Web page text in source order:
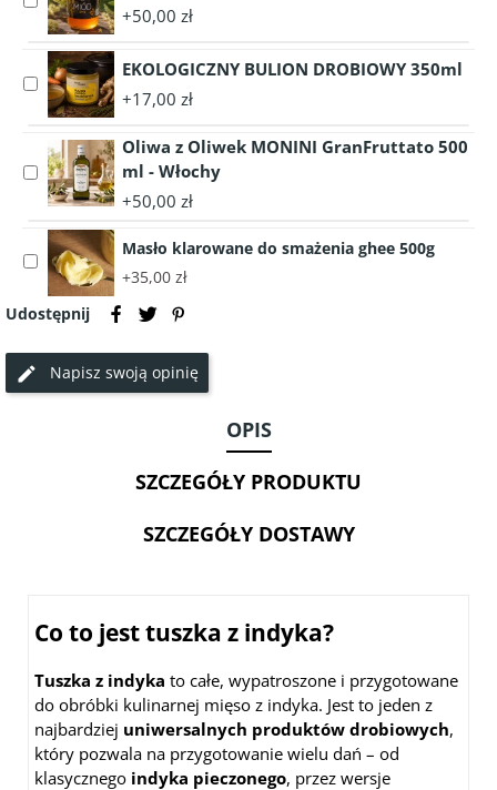
kurczak
EKO
60g
accessory
Miód
Lipowy
1050g
+50,00 zł
Select
accessory
BULION
DROBIOWY
350ml
EKOLOGICZNY BULION DROBIOWY 350ml
+17,00 zł
Select
accessory
Oliwek
MONINI
GranFruttato
ml
Oliwa z Oliwek MONINI GranFruttato 500
ml - Włochy
+50,00 zł
Select
accessory
Masło
do
smażenia
ghee
Masło klarowane do smażenia ghee 500g
+35,00 zł
Udostępnij
Napisz swoją opinię
OPIS
SZCZEGÓŁY PRODUKTU
SZCZEGÓŁY DOSTAWY
Co to jest tuszka z indyka?
Tuszka z indyka to całe, wypatroszone i przygotowane
do obróbki kulinarnej mięso z indyka. Jest to jeden z
najbardziej uniwersalnych produktów drobiowych,
który pozwala na przygotowanie wielu dań – od
klasycznego indyka pieczonego, przez wersje